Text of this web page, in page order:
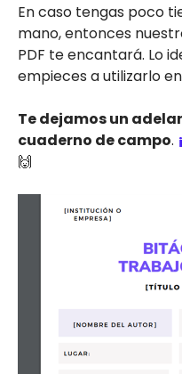
En caso tengas poco
mano, entonces
PDF te encantará. Lo
empieces a utilizarlo
Te dejamos un
cuaderno de campo.
🙌